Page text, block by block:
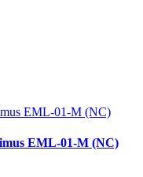
EML-01-M (NC)